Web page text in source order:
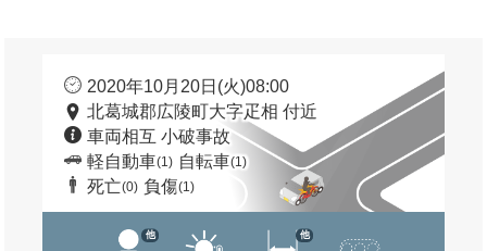
2020年10月20日(火)08:00
北葛城郡広陵町大字疋相 付近
車両相互 小破事故
軽自動車(1) 自転車(1)
死亡(0) 負傷(1)
他 他